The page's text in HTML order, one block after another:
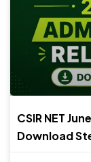
CSIR NET
Download